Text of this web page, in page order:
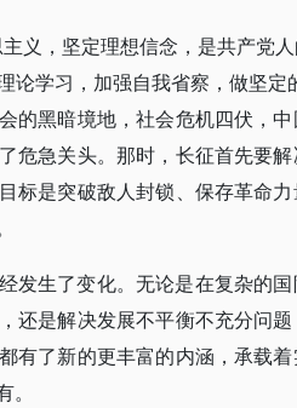
义，坚定理想信念，是共产党
论学习，加强自我省察，做坚定
的黑暗境地，社会危机四伏，
危急关头。那时，长征首先要解
标是突破敌人封锁、保存革命
发生了变化。无论是在复杂的国
还是解决发展不平衡不充分问
有了新的更丰富的内涵，承载